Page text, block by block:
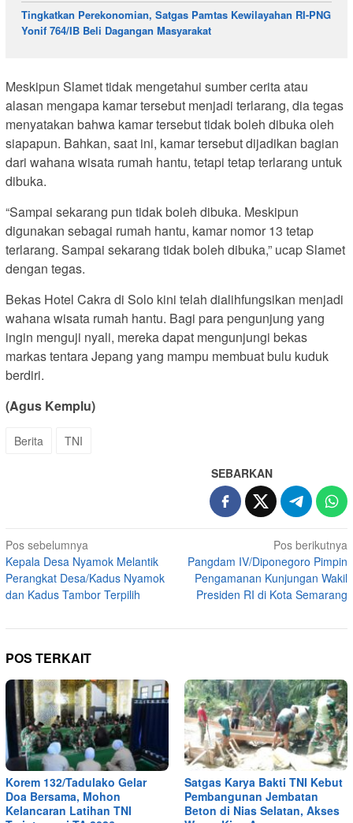
Tingkatkan Perekonomian, Satgas Pamtas Kewilayahan RI-PNG
Yonif 764/IB Beli Dagangan Masyarakat
Meskipun Slamet tidak mengetahui sumber cerita atau
alasan mengapa kamar tersebut menjadi terlarang, dia tegas
menyatakan bahwa kamar tersebut tidak boleh dibuka oleh
siapapun. Bahkan, saat ini, kamar tersebut dijadikan bagian
dari wahana wisata rumah hantu, tetapi tetap terlarang untuk
dibuka.
“Sampai sekarang pun tidak boleh dibuka. Meskipun
digunakan sebagai rumah hantu, kamar nomor 13 tetap
terlarang. Sampai sekarang tidak boleh dibuka,” ucap Slamet
dengan tegas.
Bekas Hotel Cakra di Solo kini telah dialihfungsikan menjadi
wahana wisata rumah hantu. Bagi para pengunjung yang
ingin menguji nyali, mereka dapat mengunjungi bekas
markas tentara Jepang yang mampu membuat bulu kuduk
berdiri.
(Agus Kemplu)
Berita TNI
SEBARKAN
Navigasi
pos
Pos sebelumnya
Kepala Desa Nyamok Melantik
Perangkat Desa/Kadus Nyamok
dan Kadus Tambor Terpilih
Pos berikutnya
Pangdam IV/Diponegoro Pimpin
Pengamanan Kunjungan Wakil
Presiden RI di Kota Semarang
POS TERKAIT
Korem 132/Tadulako Gelar
Doa Bersama, Mohon
Kelancaran Latihan TNI
Satgas Karya Bakti TNI Kebut
Pembangunan Jembatan
Beton di Nias Selatan, Akses